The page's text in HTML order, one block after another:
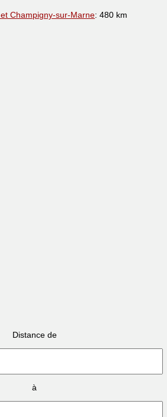
et Champigny-sur-Marne: 480 km
Distance de
à